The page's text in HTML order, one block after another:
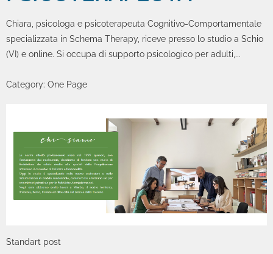
Chiara, psicologa e psicoterapeuta Cognitivo-Comportamentale
specializzata in Schema Therapy, riceve presso lo studio a Schio
(VI) e online. Si occupa di supporto psicologico per adulti,...
Category: One Page
Zoom Permalink
Standart post